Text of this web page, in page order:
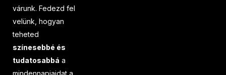
várunk. Fedezd fel
velünk, hogyan
teheted
színesebbé és
tudatosabbá a
mindennapjaidat a